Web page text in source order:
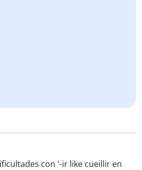
con '-ir like cueillir en